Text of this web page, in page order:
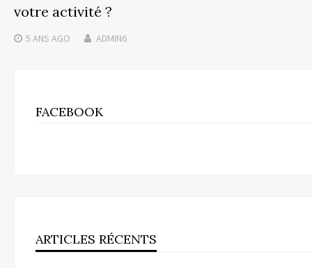
votre activité ?
5 ANS AGO ADMIN6
FACEBOOK
ARTICLES RÉCENTS